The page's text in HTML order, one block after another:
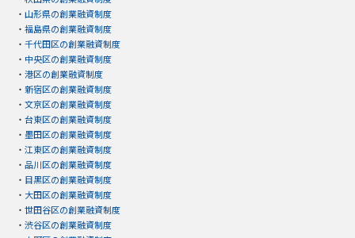
・ 山形県の創業融資制度
・ 福島県の創業融資制度
・ 千代田区の創業融資制度
・ 中央区の創業融資制度
・ 港区の創業融資制度
・ 新宿区の創業融資制度
・ 文京区の創業融資制度
・ 台東区の創業融資制度
・ 墨田区の創業融資制度
・ 江東区の創業融資制度
・ 品川区の創業融資制度
・ 目黒区の創業融資制度
・ 大田区の創業融資制度
・ 世田谷区の創業融資制度
・ 渋谷区の創業融資制度